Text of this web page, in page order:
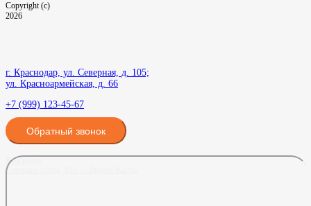
Copyright (c)
2026
г. Краснодар, ул. Северная, д. 105;
ул. Красноармейская, д. 66
+7 (999) 123-45-67
Обратный звонок
Краснодар
Северная улица, 105 — Яндекс Карты